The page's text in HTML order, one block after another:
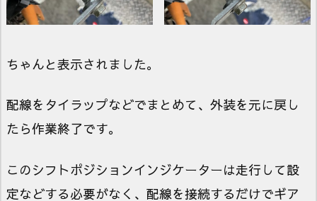
ちゃんと表示されました。
配線をタイラップなどでまとめて、外装を元に戻し
たら作業終了です。
このシフトポジションインジケーターは走行して設
定などする必要がなく、配線を接続するだけでギア